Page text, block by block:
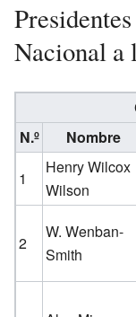
Nacional a
N.º
Nombre
1
Henry Wilcox
Wilson
2
W. Wenban-
Smith